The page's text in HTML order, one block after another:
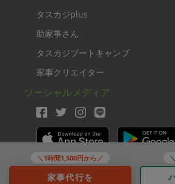
＼1時間1,500円から／
家事代行を
タスカジplus
助家事さん
タスカジブートキャンプ
家事クリエイター
ソーシャルメディア